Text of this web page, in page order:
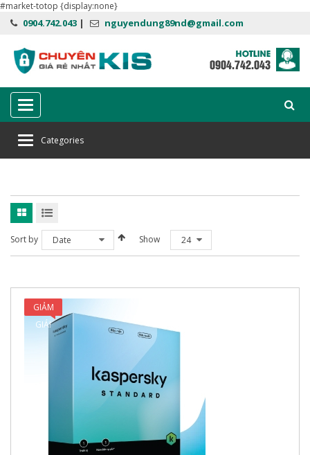
#market-totop {display:none}
0904.742.043 | nguyendung89nd@gmail.com
Categories
Categories
Home gia hạn kaspersky plus
Sort by Date Show 24
GIẢM
GIÁ!